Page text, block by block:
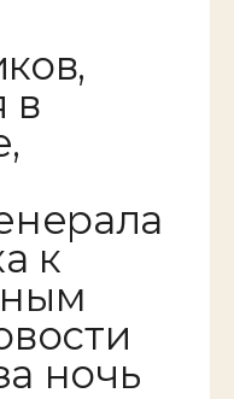
в
к
ночь